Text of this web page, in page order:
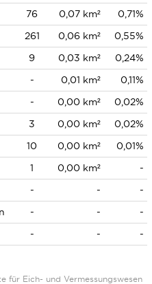
76 0,07 km²
0,71%
261 0,06 km²
0,55%
9 0,03 km²
0,24%
- 0,01 km²
0,11%
- 0,00 km²
0,02%
3 0,00 km²
0,02%
10 0,00 km²
0,01%
1 0,00 km²
-
- -
-
- -
-
- - -
für Eich- und Vermessungswesen